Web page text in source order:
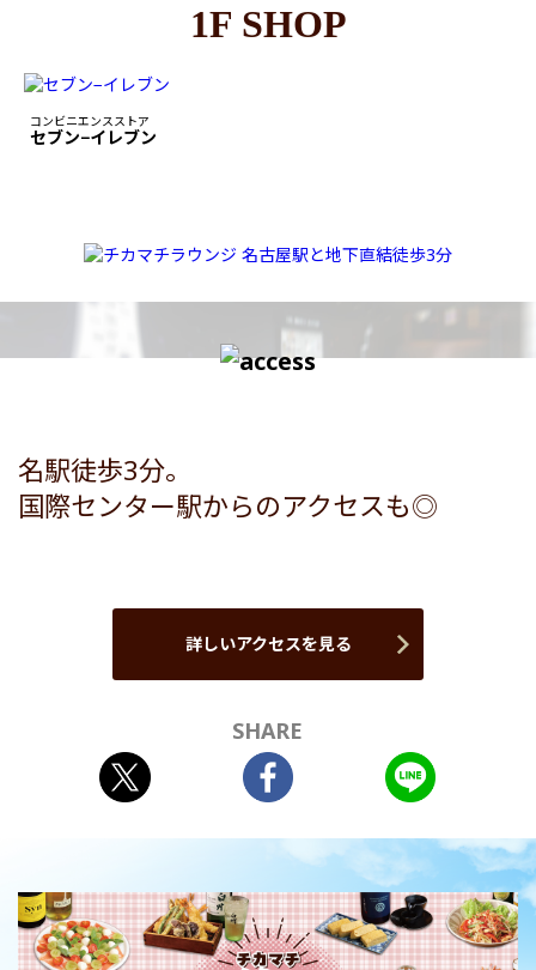
1F SHOP
コンビニエンスストア
セブン−イレブン
名駅徒歩3分。
国際センター駅からのアクセスも◎
詳しいアクセスを見る
SHARE